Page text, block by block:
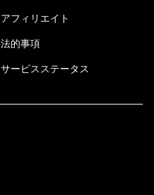
アフィリエイト
法的事項
サービスステータス